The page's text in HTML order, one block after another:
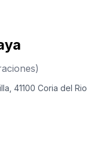
41100 Coria del